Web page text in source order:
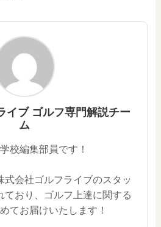
イブ ゴルフ専門解説チー
ム
校編集部員です！
式会社ゴルフライブのスタッ
ており、ゴルフ上達に関する
てお届けいたします！